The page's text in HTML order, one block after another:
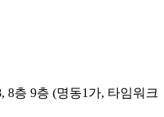
8층 9층 (명동1가, 타임워크